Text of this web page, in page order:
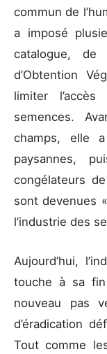
commun de
a imposé
catalogue,
d’Obtention
limiter
semences.
champs, elle
paysannes,
congélateurs
sont devenues
l’industrie des
Aujourd’hui,
touche à sa
nouveau pas
d’éradication
Tout comme